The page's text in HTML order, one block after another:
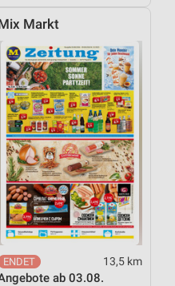
Markt
13,5 km
ab 03.08.